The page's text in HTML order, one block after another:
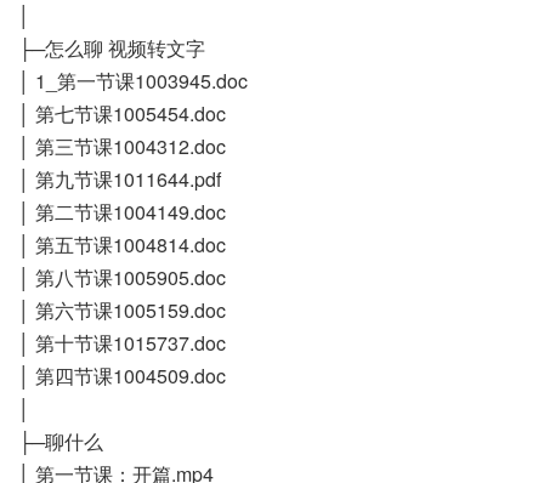
├─怎么聊 视频转文字
│ 1_第一节课1003945.doc
│ 第七节课1005454.doc
│ 第三节课1004312.doc
│ 第九节课1011644.pdf
│ 第二节课1004149.doc
│ 第五节课1004814.doc
│ 第八节课1005905.doc
│ 第六节课1005159.doc
│ 第十节课1015737.doc
│ 第四节课1004509.doc
├─聊什么
│ 第一节课：开篇.mp4